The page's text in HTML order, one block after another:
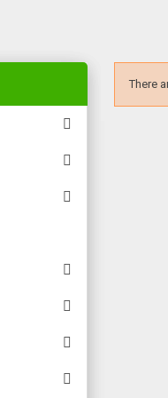







There